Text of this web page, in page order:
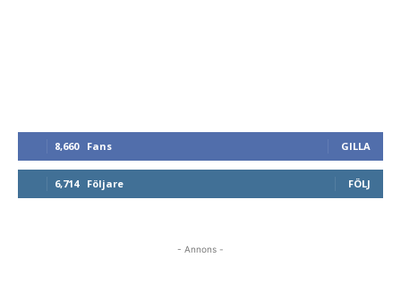
8,660 Fans GILLA
6,714 Följare FÖLJ
- Annons -